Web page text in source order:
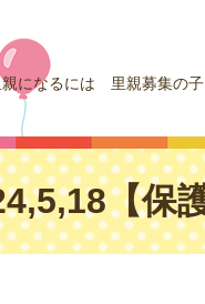
親になるには 里親募集の
【保